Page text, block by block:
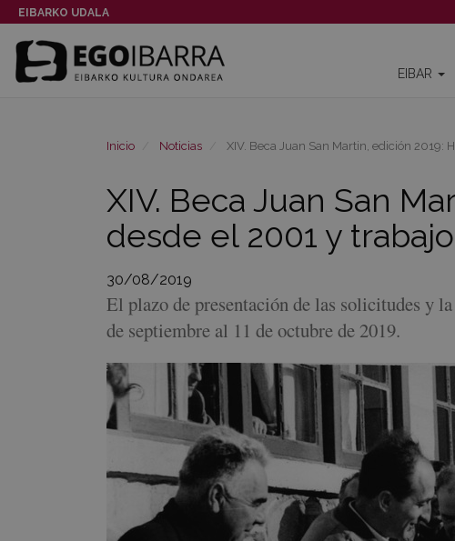
EIBARKO UDALA
EIBAR
Inicio Noticias XIV. Beca Juan San Martin, edición 2019:
XIV. Beca Juan San
desde el 2001 y
30/08/2019
El plazo de presentación de las solicitudes y
de septiembre al 11 de octubre de 2019.